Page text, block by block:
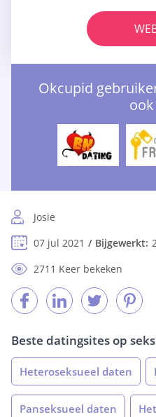
Okcupid
Josie
07 jul 2021
Bijgewerkt:
2711 Keer bekeken
Beste datingsites op
Heteroseksueel daten
Panseksueel daten